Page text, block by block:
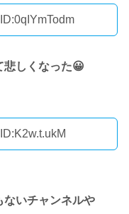
ID:0qIYmTodm
悲しくなった😀
ID:K2w.t.ukM
ないチャンネルや